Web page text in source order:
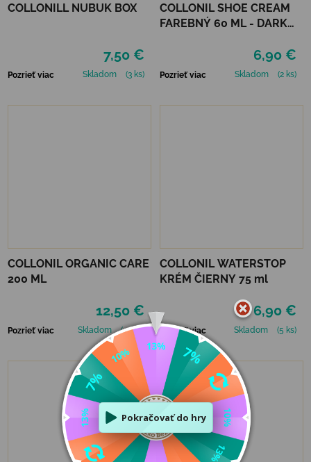
COLLONILL NUBUK BOX
7,50 €
Pozrieť viac Skladom (3 ks)
COLLONIL SHOE CREAM
FAREBNÝ 60 ML - DARK
6,90 €
Pozrieť viac Skladom (2 ks)
COLLONIL ORGANIC CARE
200 ML
12,50 €
Pozrieť viac Skladom (>5 ks)
COLLONIL WATERSTOP
KRÉM ČIERNY 75 ml
6,90 €
Pozrieť viac Skladom (5 ks)